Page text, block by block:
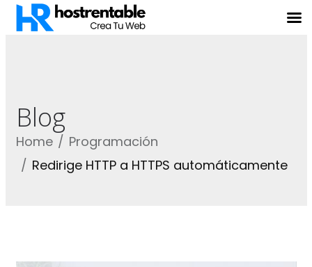
Blog
Home
Programación
Redirige HTTP a HTTPS automáticamente